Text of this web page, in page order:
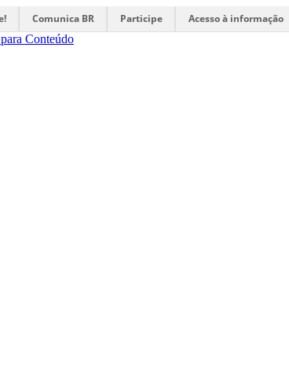
Comunica BR Participe Acesso à informação
Conteúdo